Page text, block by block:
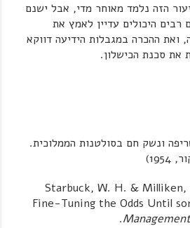
הזה נלמד מאוחר מדי, אבל ישנם
רבים היכולים עדיין לאמץ את
ההכרה במגבלות הידיעה דווקא
את סכנת הכישלון.
1995, אבק שריפה ונשק חם בסולטנות הממלוכית.
Starbuck, W. H. & Milliken,
Fine-Tuning the Odds Until